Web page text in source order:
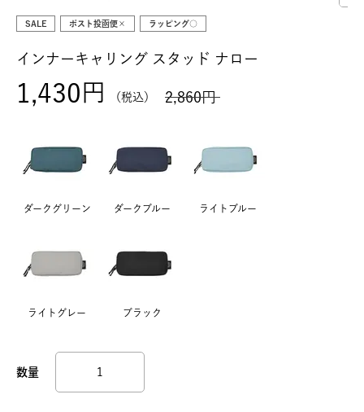
SALE ポスト投函便× ラッピング○
インナーキャリング スタッド ナロー
2,860
1,430 税込
ダークグリーン ダークブルー ライトブルー
ライトグレー ブラック